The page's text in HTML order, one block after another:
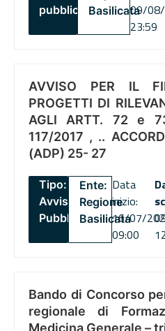
pubblico
Basilicata09/
23:59
AVVISO PER IL
PROGETTI DI
AGLI ARTT. 72 e
117/2017 , ..
(ADP) 25- 27
Tipo:
Avviso
Pubblico
Ente:
Regione
Basilicata
Data
inizio:
16/07/
09:00
Bando di Concorso
regionale di
Medicina Generale –